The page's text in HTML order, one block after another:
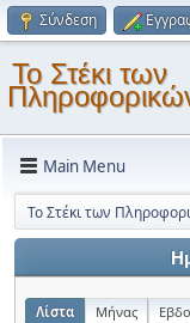
Σύνδεση
Το Στέκι των
Main Menu
Το Στέκι των
Λίστα Μήνας